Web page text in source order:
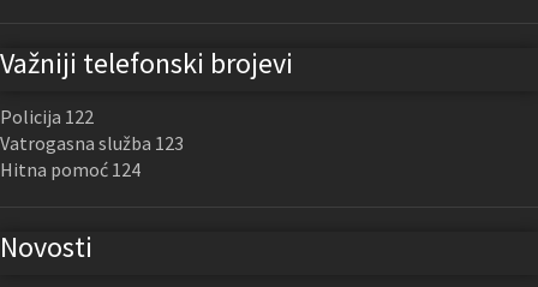
Važniji telefonski brojevi
Policija 122
Vatrogasna služba 123
Hitna pomoć 124
Novosti